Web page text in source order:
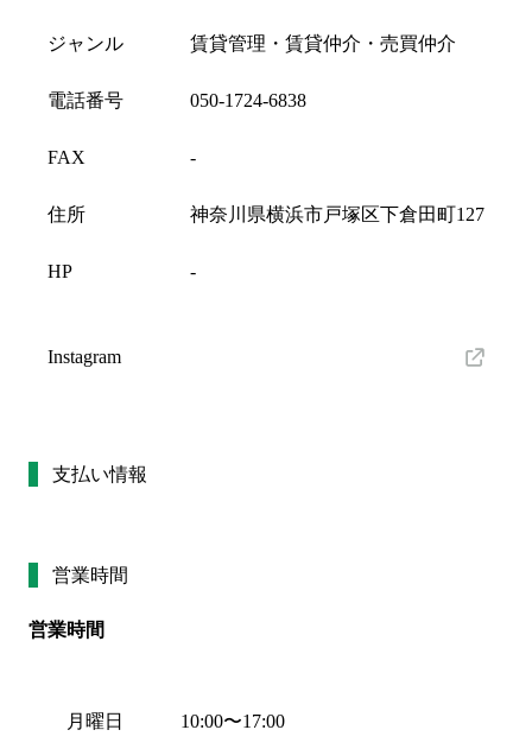
ジャンル 賃貸管理・賃貸仲介・売買仲介
電話番号 050-1724-6838
FAX -
住所 神奈川県横浜市戸塚区下倉田町127
HP -
Instagram
支払い情報
営業時間
営業時間
月曜日 10:00〜17:00